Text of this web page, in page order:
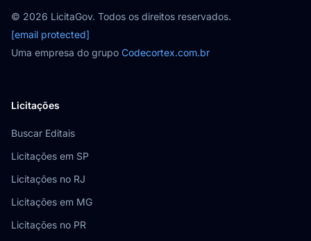
© 2026 LicitaGov. Todos os direitos reservados.
[email protected]
Uma empresa do grupo Codecortex.com.br
Licitações
Buscar Editais
Licitações em SP
Licitações no RJ
Licitações em MG
Licitações no PR